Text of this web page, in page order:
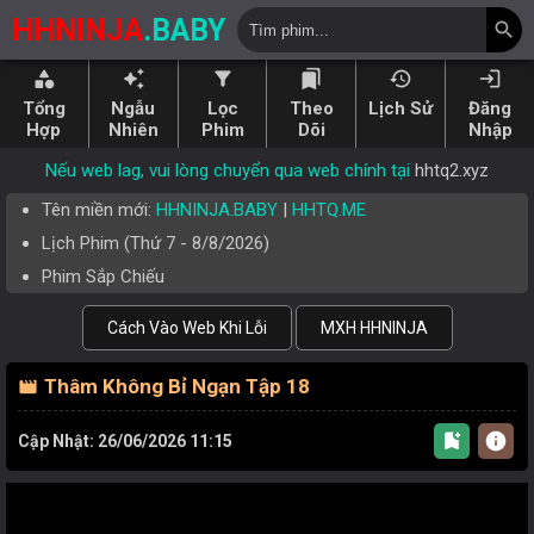
HHNINJA.BABY search
category
Tổng
Hợp
auto_awesome
Ngẫu
Nhiên
filter_alt
Lọc
Phim
bookmarks
Theo
Dõi
history
Lịch Sử
login
Đăng
Nhập
Nếu web lag, vui lòng chuyển qua web chính tại hhtq2.xyz
Tên miền mới: HHNINJA.BABY | HHTQ.ME
Lịch Phim (Thứ 7 - 8/8/2026)
Phim Sắp Chiếu
Cách Vào Web Khi Lỗi MXH HHNINJA
movie Thâm Không Bỉ Ngạn Tập 18
Cập Nhật: 26/06/2026 11:15 bookmark_add info